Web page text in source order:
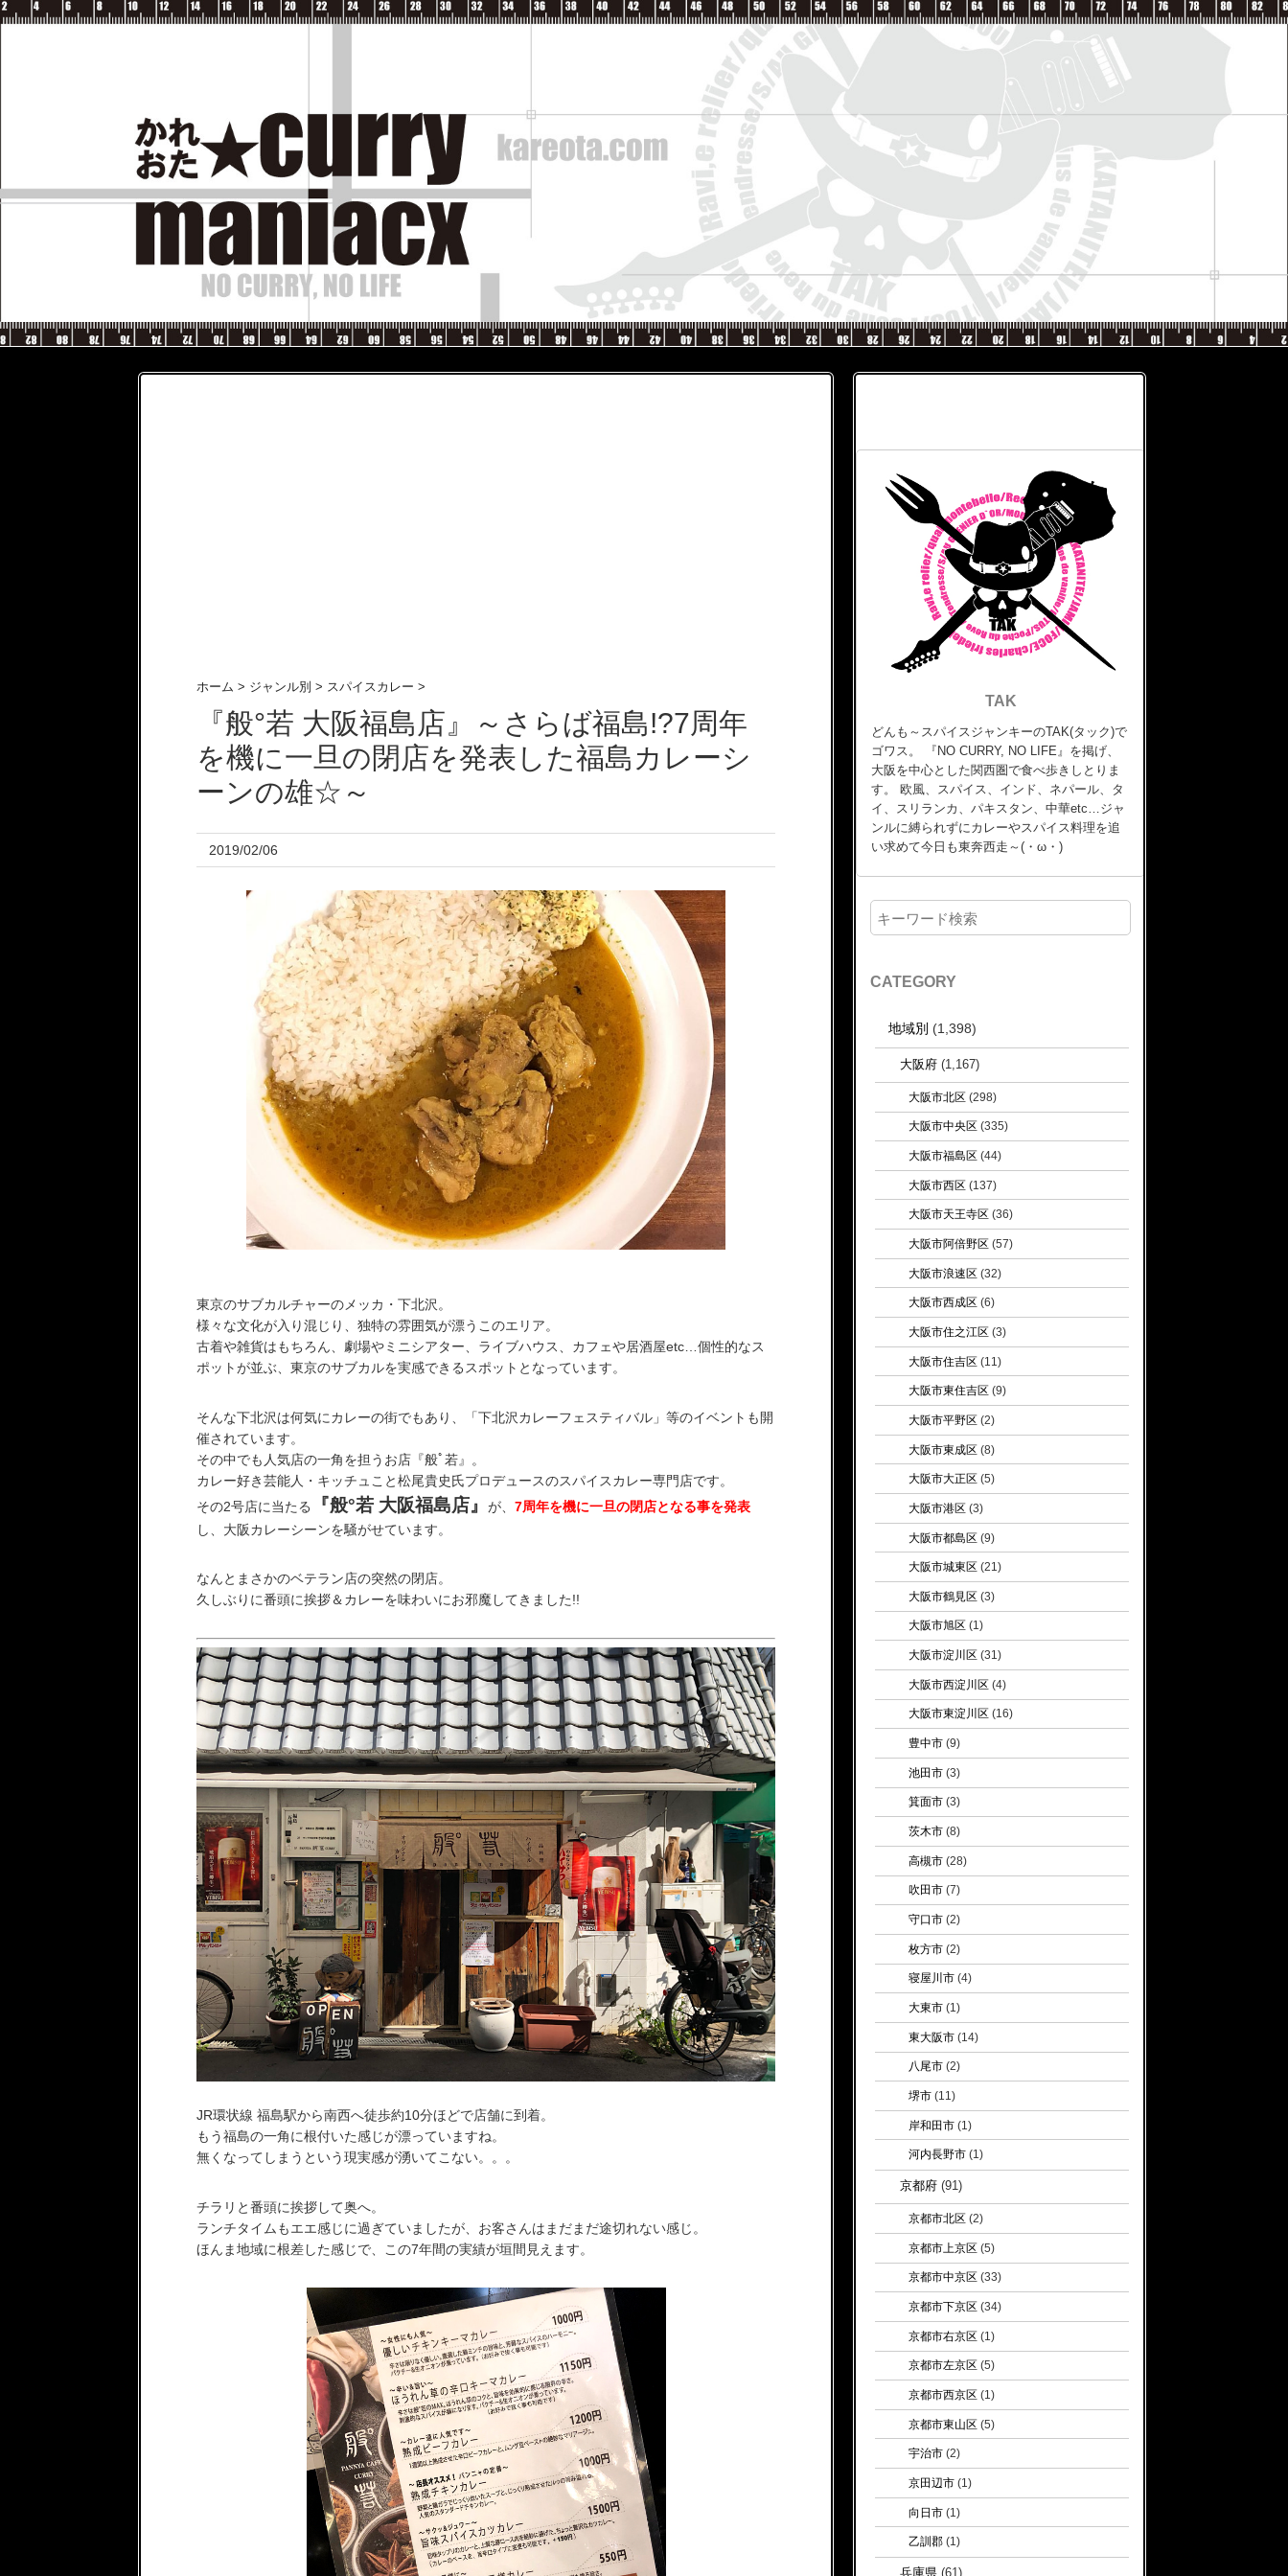
ホーム > ジャンル別 > スパイスカレー >
『般°若 大阪福島店』～さらば福島!?7周年
を機に一旦の閉店を発表した福島カレーシ
ーンの雄☆～
2019/02/06
東京のサブカルチャーのメッカ・下北沢。
様々な文化が入り混じり、独特の雰囲気が漂うこのエリア。
古着や雑貨はもちろん、劇場やミニシアター、ライブハウス、カフェや居酒屋etc…個性的なス
ポットが並ぶ、東京のサブカルを実感できるスポットとなっています。
そんな下北沢は何気にカレーの街でもあり、「下北沢カレーフェスティバル」等のイベントも開
催されています。
その中でも人気店の一角を担うお店『般ﾟ若』。
カレー好き芸能人・キッチュこと松尾貴史氏プロデュースのスパイスカレー専門店です。
その2号店に当たる
『般°若 大阪福島店』 が、 7周年を機に一旦の閉店となる事を発表
し、大阪カレーシーンを騒がせています。
なんとまさかのベテラン店の突然の閉店。
久しぶりに番頭に挨拶＆カレーを味わいにお邪魔してきました!!
JR環状線 福島駅から南西へ徒歩約10分ほどで店舗に到着。
もう福島の一角に根付いた感じが漂っていますね。
無くなってしまうという現実感が湧いてこない。。。
チラリと番頭に挨拶して奥へ。
ランチタイムもエエ感じに過ぎていましたが、お客さんはまだまだ途切れない感じ。
ほんま地域に根差した感じで、この7年間の実績が垣間見えます。
TAK
どんも～スパイスジャンキーのTAK(タック)で
ゴワス。 『NO CURRY, NO LIFE』を掲げ、
大阪を中心とした関西圏で食べ歩きしとりま
す。 欧風、スパイス、インド、ネパール、タ
イ、スリランカ、パキスタン、中華etc…ジャ
ンルに縛られずにカレーやスパイス料理を追
い求めて今日も東奔西走～(・ω・)
CATEGORY
地域別 (1,398)
大阪府(1,167)
大阪市北区(298)
大阪市中央区 (335)
大阪市福島区(44)
大阪市西区(137)
大阪市天王寺区 (36)
大阪市阿倍野区(57)
大阪市浪速区(32)
大阪市西成区 (6)
大阪市住之江区(3)
大阪市住吉区(11)
大阪市東住吉区 (9)
大阪市平野区(2)
大阪市東成区(8)
大阪市大正区 (5)
大阪市港区(3)
大阪市都島区(9)
大阪市城東区 (21)
大阪市鶴見区(3)
大阪市旭区 (1)
大阪市淀川区 (31)
大阪市西淀川区(4)
大阪市東淀川区 (16)
豊中市(9)
池田市(3)
箕面市(3)
茨木市(8)
高槻市(28)
吹田市(7)
守口市(2)
枚方市(2)
寝屋川市(4)
大東市(1)
東大阪市(14)
八尾市(2)
堺市(11)
岸和田市(1)
河内長野市(1)
京都府(91)
京都市北区 (2)
京都市上京区(5)
京都市中京区 (33)
京都市下京区(34)
京都市右京区(1)
京都市左京区 (5)
京都市西京区(1)
京都市東山区(5)
宇治市(2)
京田辺市(1)
向日市(1)
乙訓郡(1)
兵庫県(61)